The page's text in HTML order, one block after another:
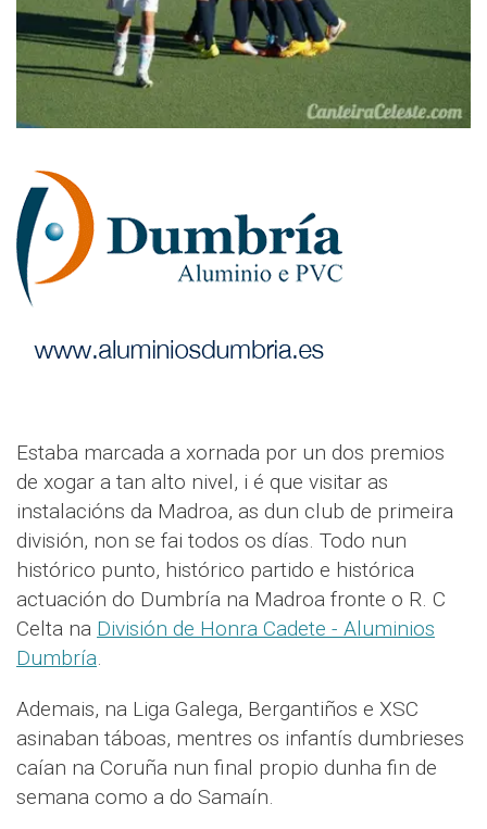
Estaba marcada a xornada por un dos premios
de xogar a tan alto nivel, i é que visitar as
instalacións da Madroa, as dun club de primeira
división, non se fai todos os días. Todo nun
histórico punto, histórico partido e histórica
actuación do Dumbría na Madroa fronte o R. C
Celta na División de Honra Cadete - Aluminios
Dumbría.
Ademais, na Liga Galega, Bergantiños e XSC
asinaban táboas, mentres os infantís dumbrieses
caían na Coruña nun final propio dunha fin de
semana como a do Samaín.